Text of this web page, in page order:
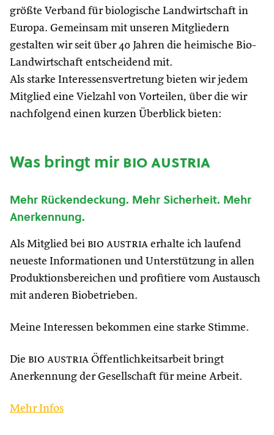
größte Verband für biologische Landwirtschaft in
Europa. Gemeinsam mit unseren Mitgliedern
gestalten wir seit über 40 Jahren die heimische Bio-
Landwirtschaft entscheidend mit.
Als starke Interessensvertretung bieten wir jedem
Mitglied eine Vielzahl von Vorteilen, über die wir
nachfolgend einen kurzen Überblick bieten:
Was bringt mirbio austria
Mehr Rückendeckung. Mehr Sicherheit. Mehr
Anerkennung.
Als Mitglied bei bio austria erhalte ich laufend
neueste Informationen und Unterstützung in allen
Produktionsbereichen und profitiere vom Austausch
mit anderen Biobetrieben.
Meine Interessen bekommen eine starke Stimme.
Die bio austria Öffentlichkeitsarbeit bringt
Anerkennung der Gesellschaft für meine Arbeit.
Mehr Infos